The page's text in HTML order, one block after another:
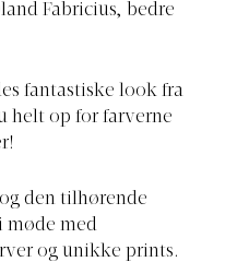
Fabricius, bedre
fantastiske look fra
helt op for farverne
den tilhørende
møde med
og unikke prints.